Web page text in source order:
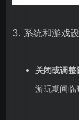
3. 系统和游戏
关闭或调整
游玩期间临